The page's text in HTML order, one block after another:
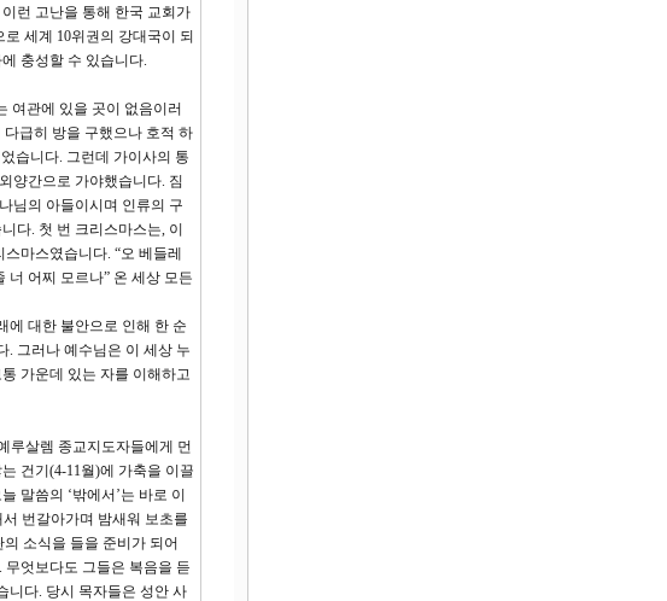
런 고난을 통해 한국 교회가
세계 10위권의 강대국이 되
충성할 수 있습니다.
여관에 있을 곳이 없음이러
급히 방을 구했으나 호적 하
습니다. 그런데 가이사의 통
양간으로 가야했습니다. 짐
님의 아들이시며 인류의 구
다. 첫 번 크리스마스는, 이
마스였습니다. “오 베들레
너 어찌 모르나” 온 세상 모든
에 대한 불안으로 인해 한 순
. 그러나 예수님은 이 세상 누
가운데 있는 자를 이해하고
루살렘 종교지도자들에게 먼
건기(4-11월)에 가축을 이끌
말씀의 ‘밖에서’는 바로 이
번갈아가며 밤새워 보초를
소식을 들을 준비가 되어
엇보다도 그들은 복음을 듣
니다. 당시 목자들은 성안 사